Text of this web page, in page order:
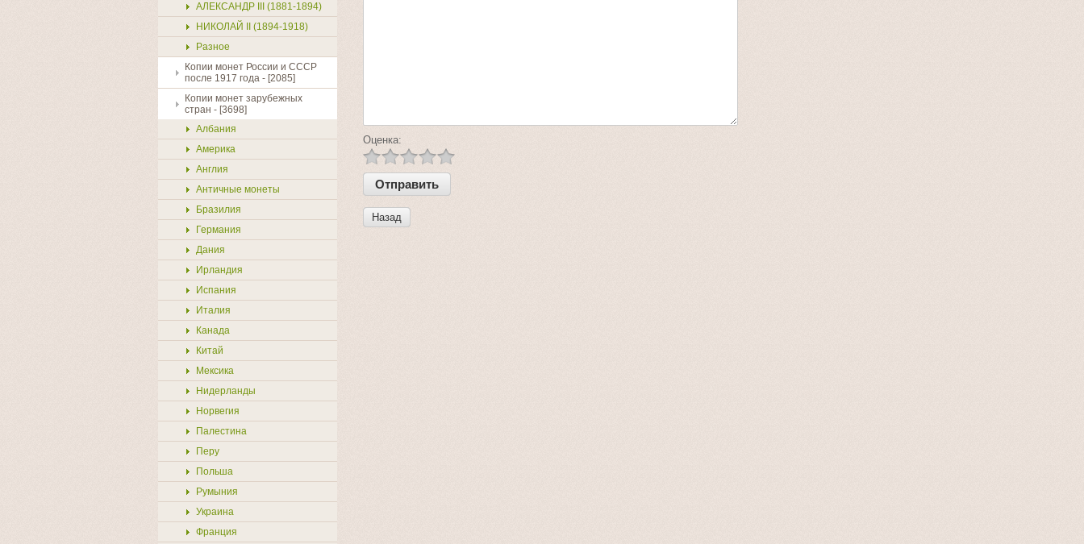
АЛЕКСАНДР III (1881-1894)
НИКОЛАЙ II (1894-1918)
Разное
Копии монет России и СССР
после 1917 года - [2085]
Копии монет зарубежных
стран - [3698]
Албания
Америка
Англия
Античные монеты
Бразилия
Германия
Дания
Ирландия
Испания
Италия
Канада
Китай
Мексика
Нидерланды
Норвегия
Палестина
Перу
Польша
Румыния
Украина
Франция
Оценка:
Назад